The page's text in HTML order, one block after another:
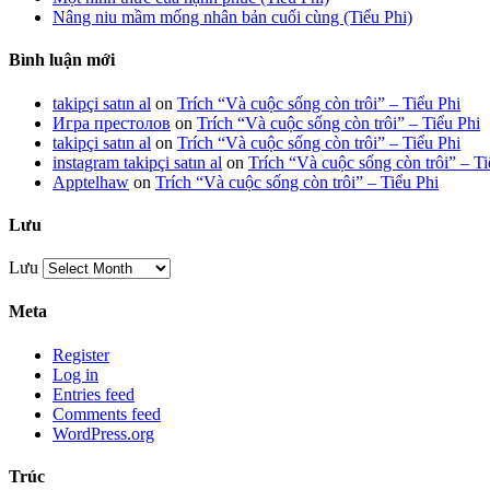
Nâng niu mầm mống nhân bản cuối cùng (Tiểu Phi)
Bình luận mới
takipçi satın al on Trích “Và cuộc sống còn trôi” – Tiểu Phi
Игра престолов on Trích “Và cuộc sống còn trôi” – Tiểu Phi
takipçi satın al on Trích “Và cuộc sống còn trôi” – Tiểu Phi
instagram takipçi satın al on Trích “Và cuộc sống còn trôi” –
Apptelhaw on Trích “Và cuộc sống còn trôi” – Tiểu Phi
Lưu
Lưu
Meta
Register
Log in
Entries feed
Comments feed
WordPress.org
Trúc